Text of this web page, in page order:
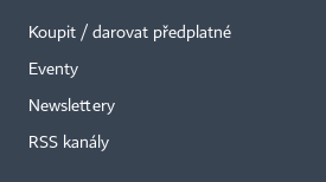
Koupit / darovat předplatné
Eventy
Newslettery
RSS kanály